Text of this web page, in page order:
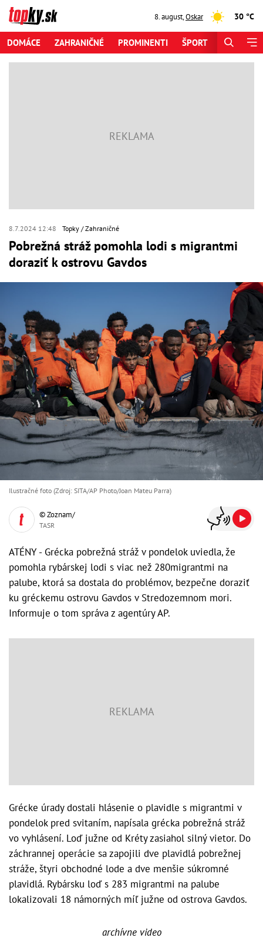
8. august,Oskar 30 °C
DOMÁCE ZAHRANIČNÉ PROMINENTI ŠPORT
8.7.2024 12:48 Topky Zahraničné
Pobrežná stráž pomohla lodi s migrantmi
doraziť k ostrovu Gavdos
Ilustračné foto (Zdroj: SITA/AP Photo/Joan Mateu Parra)
© Zoznam/
TASR
ATÉNY - Grécka pobrežná stráž v pondelok uviedla, že
pomohla rybárskej lodi s viac než 280migrantmi na
palube, ktorá sa dostala do problémov, bezpečne doraziť
ku gréckemu ostrovu Gavdos v Stredozemnom mori.
Informuje o tom správa z agentúry AP.
Grécke úrady dostali hlásenie o plavidle s migrantmi v
pondelok pred svitaním, napísala grécka pobrežná stráž
vo vyhlásení. Loď južne od Kréty zasiahol silný vietor. Do
záchrannej operácie sa zapojili dve plavidlá pobrežnej
stráže, štyri obchodné lode a dve menšie súkromné
plavidlá. Rybársku loď s 283 migrantmi na palube
lokalizovali 18 námorných míľ južne od ostrova Gavdos.
archívne video